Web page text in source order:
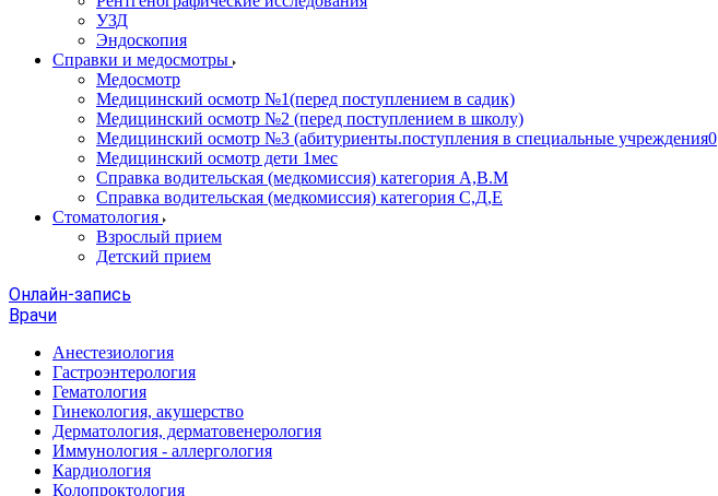
УЗД
Эндоскопия
Справки и медосмотры
Медосмотр
Медицинский осмотр №1(перед поступлением в садик)
Медицинский осмотр №2 (перед поступлением в школу)
Медицинский осмотр №3 (абитуриенты.поступления в специальные учреждения0
Медицинский осмотр дети 1мес
Справка водительская (медкомиссия) категория А,В.М
Справка водительская (медкомиссия) категория С,Д,Е
Стоматология
Взрослый прием
Детский прием
Онлайн-запись
Врачи
Анестезиология
Гастроэнтерология
Гематология
Гинекология, акушерство
Дерматология, дерматовенерология
Иммунология - аллергология
Кардиология
Колопроктология